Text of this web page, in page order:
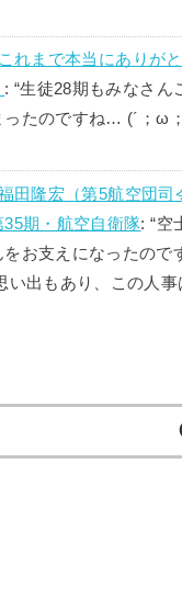
これまで本当にありが
: “生徒28期もみなさん
ったのですね… (´；ω
田隆宏（第5航空団司
期・航空自衛隊: “空
をお支えになったので
い出もあり、この人事